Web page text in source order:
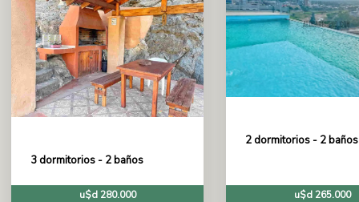
3 dormitorios - 2 baños
u$d 280.000
2 dormitorios - 2 baños
u$d 265.000